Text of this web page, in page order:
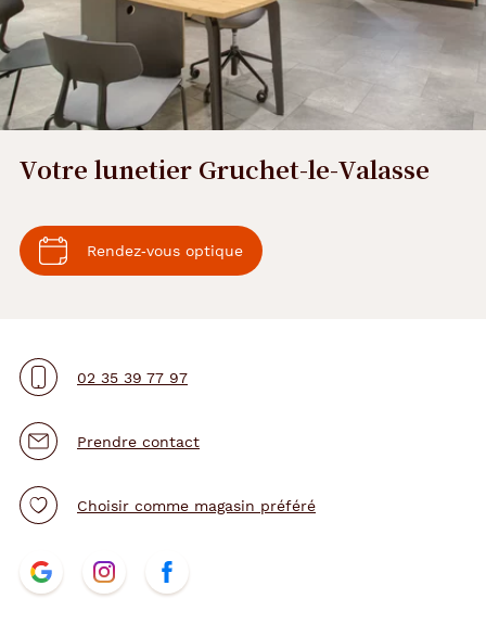
Votre lunetier Gruchet-le-Valasse
Rendez‑vous optique
02 35 39 77 97
Prendre contact
Choisir comme magasin préféré
N
o
t.project.base.store.
t.project.base.store.
t.project.base.store.